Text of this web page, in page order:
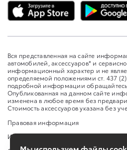
Вся представленная на сайте
автомобилей, аксессуаров* и
информационный характер и не
определяемой положениями ст. 437
подробной информации
Опубликованная на данном сайте
изменена в любое время без
Стоимость аксессуаров указана без
Правовая информация
Изменить настройку cookies